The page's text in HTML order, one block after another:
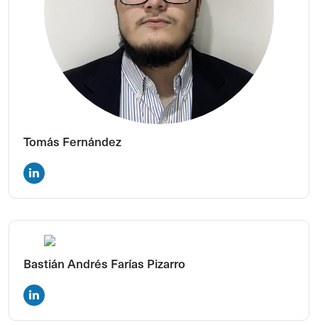
Tomás Fernández
Bastián Andrés Farías Pizarro